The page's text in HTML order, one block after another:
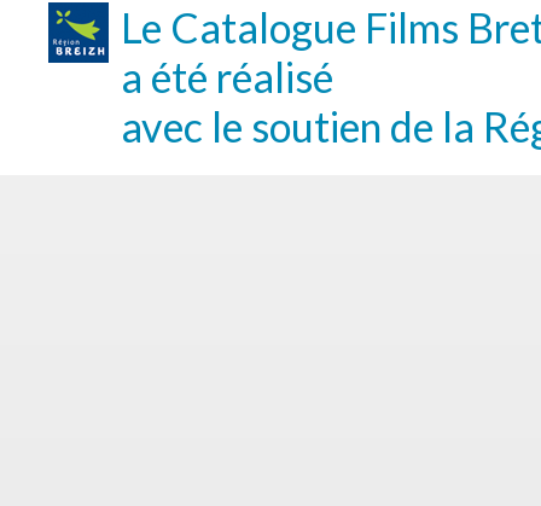
Le Catalogue Films
a été réalisé
avec le soutien de la